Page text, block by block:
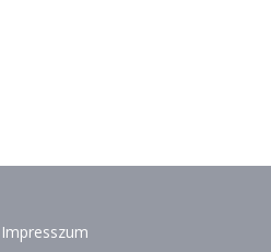
Impresszum